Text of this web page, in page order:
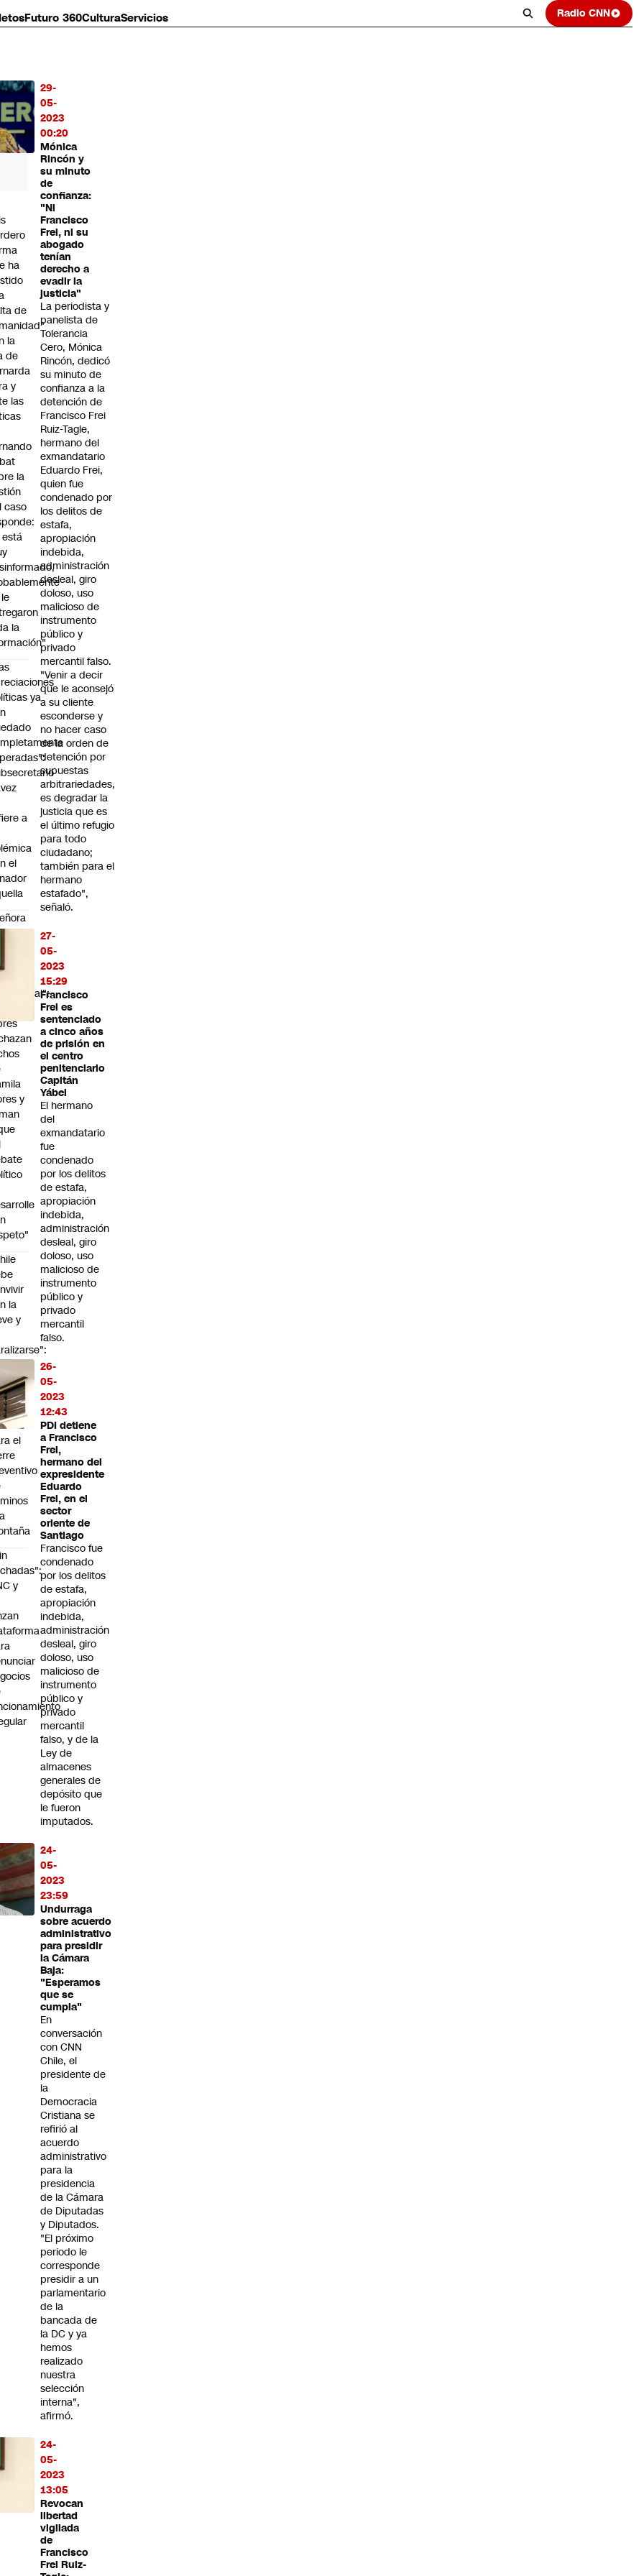
Futuro 360CulturaServicios Radio CNN
29-
05-
2023
00:20
Mónica
Rincón y
su minuto
de
confianza:
"Ni
Francisco
Frei, ni su
abogado
tenían
derecho a
evadir la
justicia"
La periodista y
panelista de
Tolerancia
Cero, Mónica
Rincón, dedicó
su minuto de
confianza a la
detención de
Francisco Frei
Ruiz-Tagle,
hermano del
exmandatario
Eduardo Frei,
quien fue
condenado por
los delitos de
estafa,
apropiación
indebida,
administración
desleal, giro
doloso, uso
malicioso de
instrumento
público y
privado
mercantil falso.
"Venir a decir
que le aconsejó
a su cliente
esconderse y
no hacer caso
de la orden de
detención por
supuestas
arbitrariedades,
es degradar la
justicia que es
el último refugio
para todo
ciudadano;
también para el
hermano
estafado",
señaló.
27-
05-
2023
15:29
Francisco
Frei es
sentenciado
a cinco años
de prisión en
el centro
penitenciario
Capitán
Yábel
El hermano
del
exmandatario
fue
condenado
por los delitos
de estafa,
apropiación
indebida,
administración
desleal, giro
doloso, uso
malicioso de
instrumento
público y
privado
mercantil
falso.
26-
05-
2023
12:43
PDI detiene
a Francisco
Frei,
hermano del
expresidente
Eduardo
Frei, en el
sector
oriente de
Santiago
Francisco fue
condenado
por los delitos
de estafa,
apropiación
indebida,
administración
desleal, giro
doloso, uso
malicioso de
instrumento
público y
privado
mercantil
falso, y de la
Ley de
almacenes
generales de
depósito que
le fueron
imputados.
24-
05-
2023
23:59
Undurraga
sobre acuerdo
administrativo
para presidir
la Cámara
Baja:
"Esperamos
que se
cumpla"
En
conversación
con CNN
Chile, el
presidente de
la
Democracia
Cristiana se
refirió al
acuerdo
administrativo
para la
presidencia
de la Cámara
de Diputadas
y Diputados.
"El próximo
periodo le
corresponde
presidir a un
parlamentario
de la
bancada de
la DC y ya
hemos
realizado
nuestra
selección
interna",
afirmó.
24-
05-
2023
13:05
Revocan
libertad
vigilada
de
Francisco
Frei Ruiz-
ha
de
la
de
y
las
la
caso
está
la
ya
a
el
y
lo
y
la
y
ski
el
y